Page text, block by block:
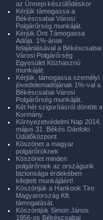
az Ünnepi készülődéskor
Kérjük támogassa a
Békéscsabai Városi
Polgárőrség munkáját.
Kérjük Önt Támogassa
Adója. 1%-ának
felajánlásával a Békéscsabai
Városi Polgárőrség
Egyesület Közhasznú
munkáját.
Kérjük, támogassa személyi
jövedelemadójának 1%-val a
Békéscsabai Városi
Polgárőrség munkáját.
Két hét szigorításról döntött a
Kormány.
Környezetvédelmi Nap 2014.
május 31. Békés Dánfoki
Üdülőközpont
Köszönet a magyar
polgárőröknek
Köszönet minden
polgárőrnek az országunk
biztonsága érdekében
kifejtett munkájáért!
Köszönjük a Hankook Tire
Magyarország Kft.
támogatását.
Köszöntjük Simon János
1956-os Békéscsabai